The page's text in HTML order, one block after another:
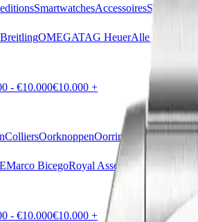
SmartwatchesAccessoiresSale
BreitlingOMEGATAG HeuerAlle merken
- €10.000€10.000 +
ColliersOorknoppenOorringen Oorhangers
Marco BicegoRoyal Asscher Messika
- €10.000€10.000 +